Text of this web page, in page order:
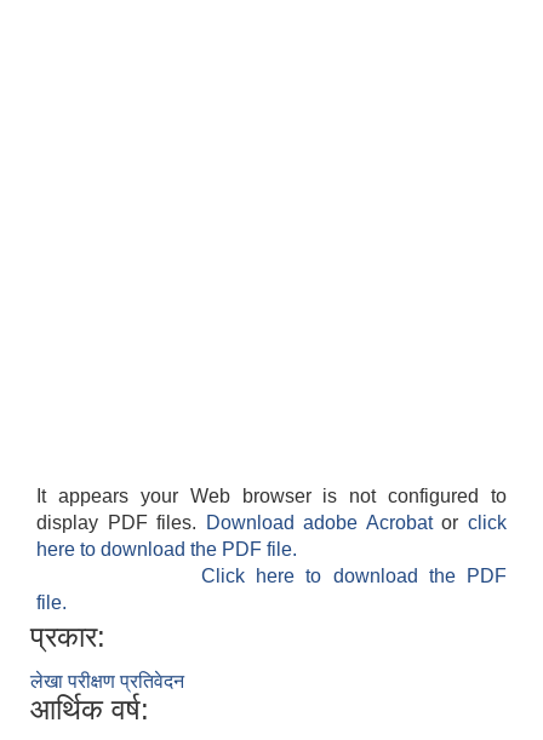
It appears your Web browser is not configured to
display PDF files.
Download adobe Acrobatorclick
here to download the PDF file.
Click here to download the PDF
file.
प्रकार:
लेखा परीक्षण प्रतिवेदन
आर्थिक वर्ष: